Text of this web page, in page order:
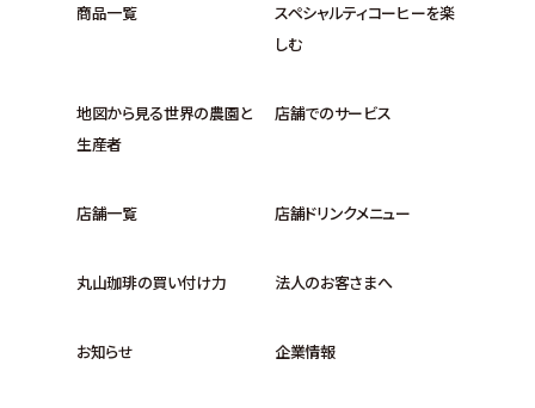
商品一覧
スペシャルティコーヒーを楽
しむ
地図から見る世界の農園と
生産者
店舗でのサービス
店舗一覧 店舗ドリンクメニュー
丸山珈琲の買い付け力 法人のお客さまへ
お知らせ 企業情報